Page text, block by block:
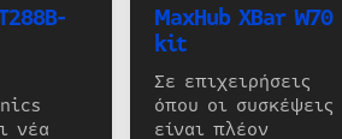
νέα
MaxHub XBar W70
kit
Σε επιχειρήσεις
όπου οι συσκέψεις
είναι πλέον